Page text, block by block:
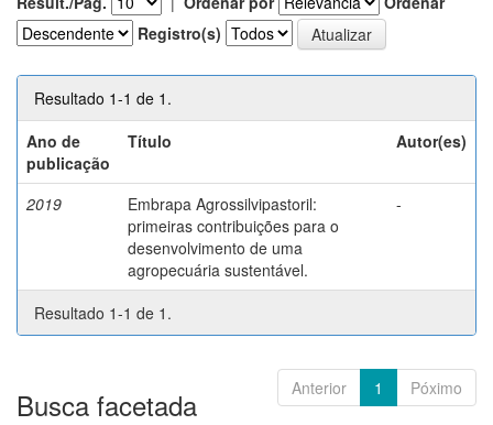
Registro(s)
Resultado 1-1 de 1.
Ano de
publicação
Título Autor(es)
2019
Embrapa Agrossilvipastoril:
primeiras contribuições para o
desenvolvimento de uma
agropecuária sustentável.
-
Resultado 1-1 de 1.
Anterior 1 Póximo
Busca facetada